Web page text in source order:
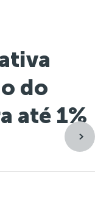
do
até 1%